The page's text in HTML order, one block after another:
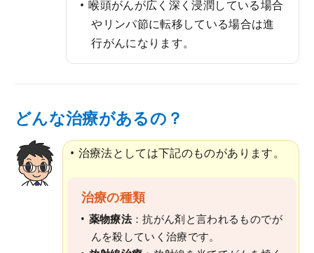
喉頭がんが広く深く浸潤している場合
やリンパ節に転移している場合は進
行がんになります。
どんな治療があるの？
治療法としては下記のものがあります。
治療の種類
薬物療法：抗がん剤と言われるものでが
んを殺していく治療です。